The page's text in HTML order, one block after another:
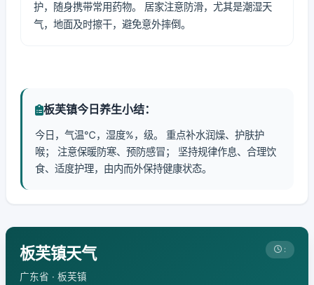
护，随身携带常用药物。 居家注意防滑，尤其是潮湿天
气，地面及时擦干，避免意外摔倒。
板芙镇今日养生小结：
今日，气温℃，湿度%，级。 重点补水润燥、护肤护
喉； 注意保暖防寒、预防感冒； 坚持规律作息、合理饮
食、适度护理，由内而外保持健康状态。
板芙镇天气
广东省 · 板芙镇
: